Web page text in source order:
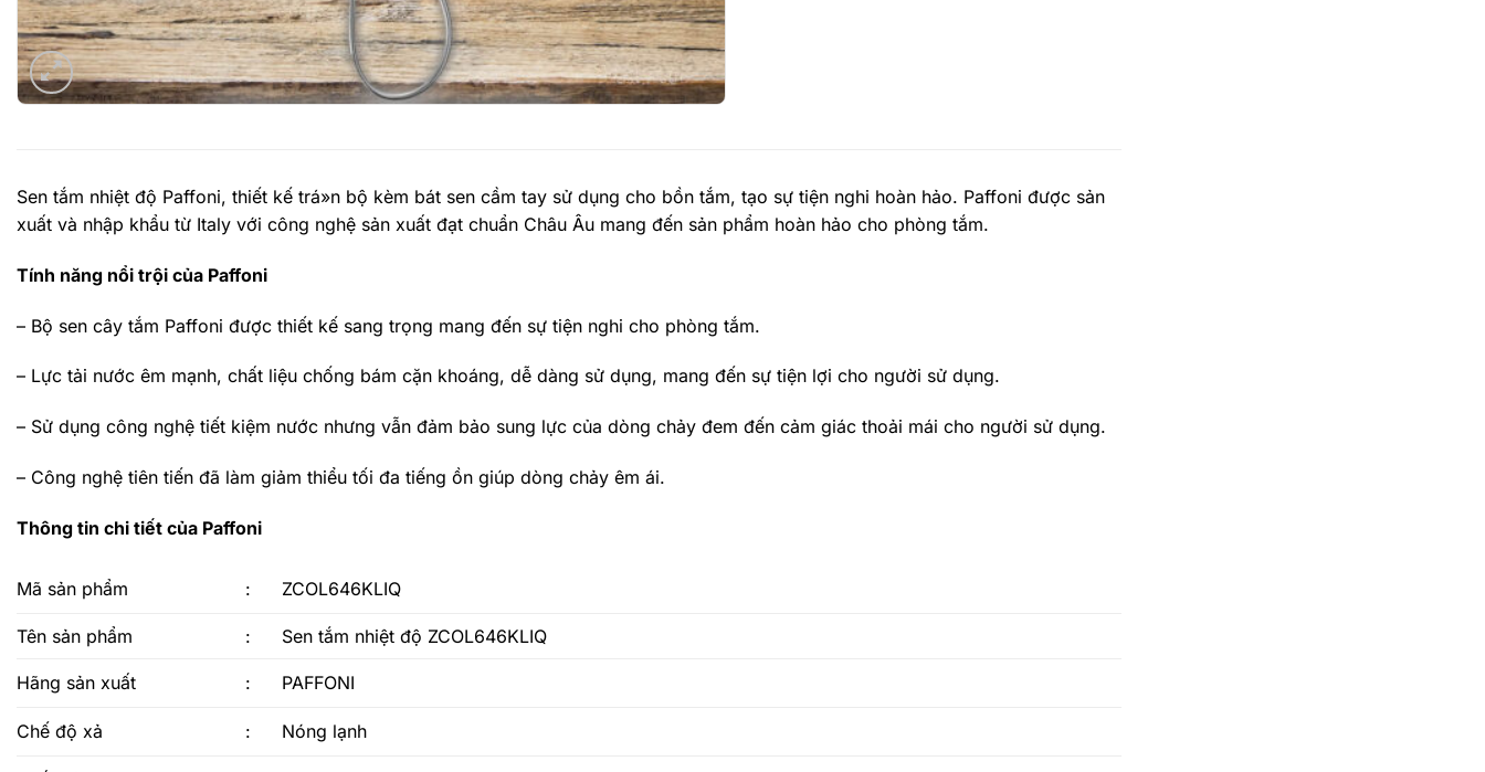
Sen tắm nhiệt độ Paffoni, thiết kế trá»n bộ kèm bát sen cầm tay sử dụng cho bồn tắm, tạo sự tiện nghi hoàn hảo. Paffoni được sản
xuất và nhập khẩu từ Italy với công nghệ sản xuất đạt chuẩn Châu Âu mang đến sản phẩm hoàn hảo cho phòng tắm.
Tính năng nổi trội của Paffoni
– Bộ sen cây tắm Paffoni được thiết kế sang trọng mang đến sự tiện nghi cho phòng tắm.
– Lực tải nước êm mạnh, chất liệu chống bám cặn khoáng, dễ dàng sử dụng, mang đến sự tiện lợi cho người sử dụng.
– Sử dụng công nghệ tiết kiệm nước nhưng vẫn đảm bảo sung lực của dòng chảy đem đến cảm giác thoải mái cho người sử dụng.
– Công nghệ tiên tiến đã làm giảm thiểu tối đa tiếng ồn giúp dòng chảy êm ái.
Thông tin chi tiết của Paffoni
Mã sản phẩm : ZCOL646KLIQ
Tên sản phẩm : Sen tắm nhiệt độ ZCOL646KLIQ
Hãng sản xuất : PAFFONI
Chế độ xả : Nóng lạnh